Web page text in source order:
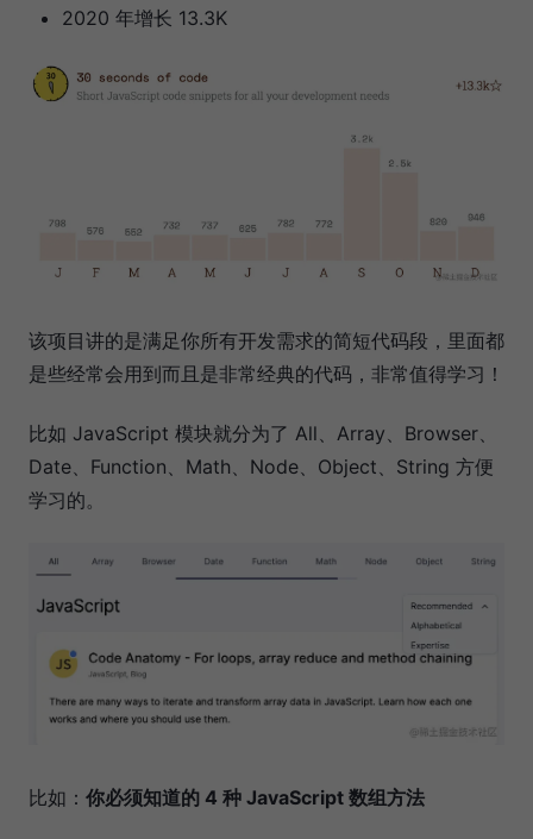
2020 年增长 13.3K
该项目讲的是满足你所有开发需求的简短代码段，里面都
是些经常会用到而且是非常经典的代码，非常值得学习！
比如 JavaScript 模块就分为了 All、Array、Browser、
Date、Function、Math、Node、Object、String 方便
学习的。
比如： 你必须知道的 4 种 JavaScript 数组方法